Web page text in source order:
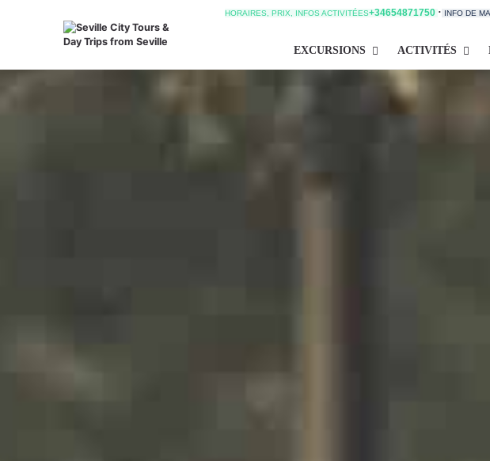
HORAIRES, PRIX, INFOS ACTIVITÉES+34654871750 · INFO DE
EXCURSIONS ACTIVITÉS